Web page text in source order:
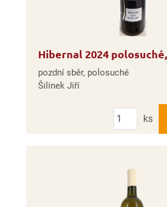
Hibernal 2024
pozdní sběr, polosuché
Šilinek Jiří
Počet
ks